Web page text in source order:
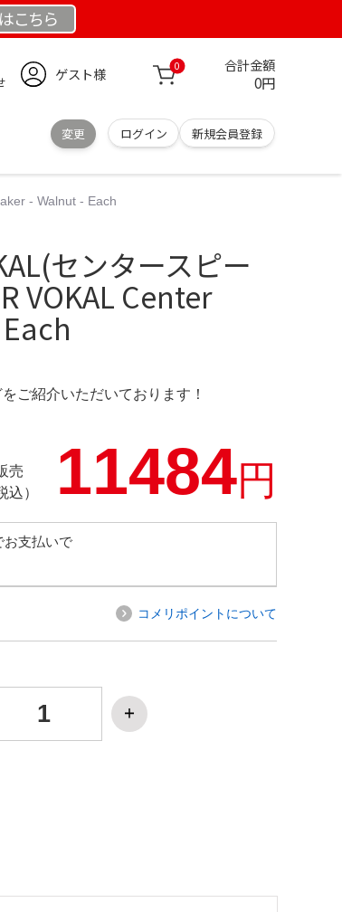
こちら
ゲスト様 0 合計金額
0円
変更 ログイン 新規会員登録
- Walnut - Each
センタースピー
VOKAL Center
ご紹介いただいております！
売
込）
11484円
お支払いで
コメリポイントについて